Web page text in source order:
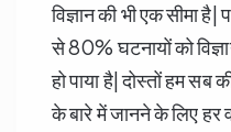
विज्ञान की भी एक सीमा
से 80% घटनायों को
हो पाया है| दोस्तों हम सब
के बारे में जानने के लिए